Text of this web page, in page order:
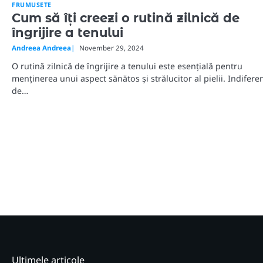
FRUMUSETE
Cum să îți creezi o rutină zilnică de
îngrijire a tenului
Andreea Andreea November 29, 2024
O rutină zilnică de îngrijire a tenului este esențială pentru
menținerea unui aspect sănătos și strălucitor al pielii.
de…
Ultimele articole